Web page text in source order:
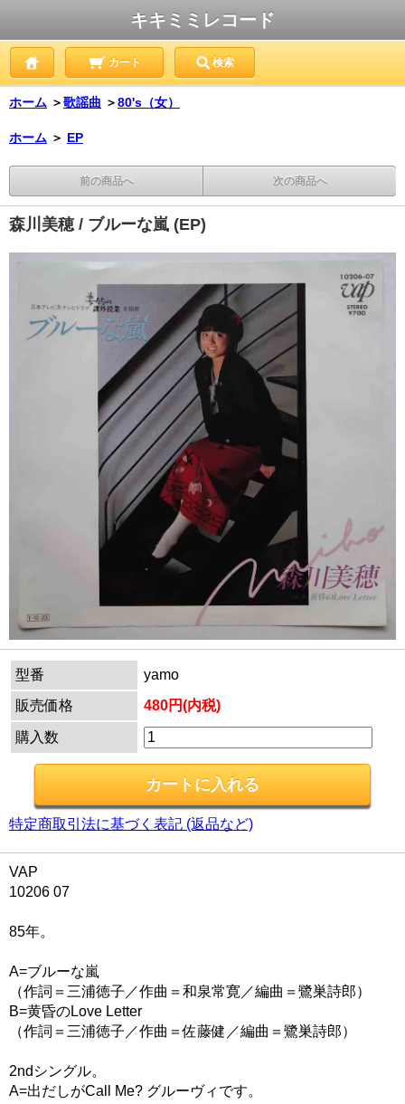
キキミミレコード
カート 検索
ホーム ＞歌謡曲 ＞80's（女）
ホーム ＞ EP
前の商品へ 次の商品へ
森川美穂 / ブルーな嵐 (EP)
型番
yamo
販売価格
480円(内税)
購入数
特定商取引法に基づく表記 (返品など)
VAP
10206 07
85年。
A=ブルーな嵐
（作詞＝三浦徳子／作曲＝和泉常寛／編曲＝鷺巣詩郎）
B=黄昏のLove Letter
（作詞＝三浦徳子／作曲＝佐藤健／編曲＝鷺巣詩郎）
2ndシングル。
A=出だしがCall Me? グルーヴィです。